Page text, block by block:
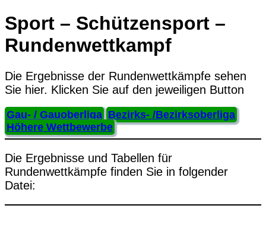
Sport – Schützensport –
Rundenwettkampf
Die Ergebnisse der Rundenwettkämpfe sehen
Sie hier. Klicken Sie auf den jeweiligen Button
Gau- / Gauoberliga Bezirks- /Bezirksoberliga
Höhere Wettbewerbe
Die Ergebnisse und Tabellen für
Rundenwettkämpfe finden Sie in folgender
Datei: